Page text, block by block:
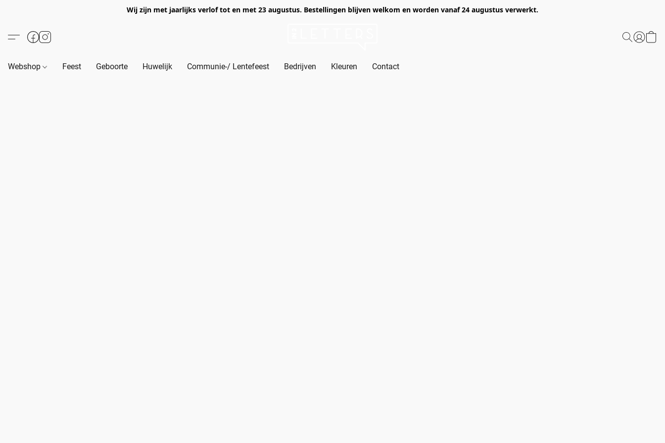
Wij zijn met jaarlijks verlof tot en met 23 augustus. Bestellingen blijven welkom en worden vanaf 24 augustus verwerkt.
Webshop Feest Geboorte Huwelijk Communie-/ Lentefeest Bedrijven Kleuren Contact